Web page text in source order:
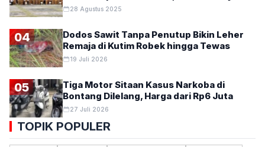
28 Agustus 2025
04
Dodos Sawit Tanpa Penutup Bikin Leher
Remaja di Kutim Robek hingga Tewas
19 Juli 2026
05
Tiga Motor Sitaan Kasus Narkoba di
Bontang Dilelang, Harga dari Rp6 Juta
27 Juli 2026
TOPIK POPULER